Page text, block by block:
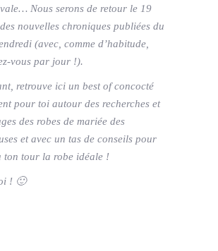
Nous serons de retour le 19
nouvelles chroniques publiées du
(avec, comme d’habitude,
vous par jour !).
retrouve ici un best of concocté
pour toi autour des recherches et
des robes de mariée des
et avec un tas de conseils pour
ton tour la robe idéale !
! 🙂